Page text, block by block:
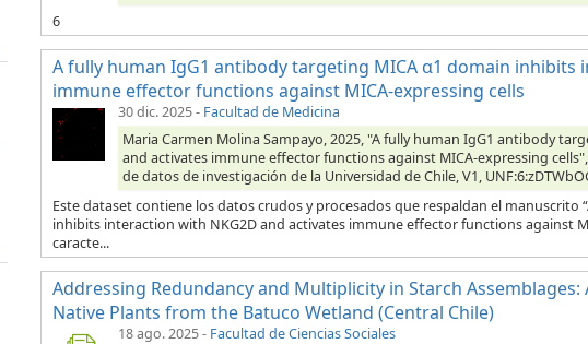
6
A fully human IgG1 antibody targeting MICA α1 domain inhibits
immune effector functions against MICA-expressing cells
30 dic. 2025- Facultad de Medicina
Maria Carmen Molina Sampayo, 2025, "A fully human IgG1 antibody
and activates immune effector functions against MICA-expressing
de datos de investigación de la Universidad de Chile, V1,
Este dataset contiene los datos crudos y procesados que respaldan el
inhibits interaction with NKG2D and activates immune effector functions against
caracte...
Addressing Redundancy and Multiplicity in Starch
Native Plants from the Batuco Wetland (Central Chile)
18 ago. 2025- Facultad de Ciencias Sociales